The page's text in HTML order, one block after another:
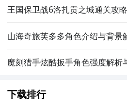
王国保卫战6洛扎贡之城通关攻
山海奇旅芙多多角色介绍与背景
魔刻猎手炫酷扳手角色强度解析
下载排行